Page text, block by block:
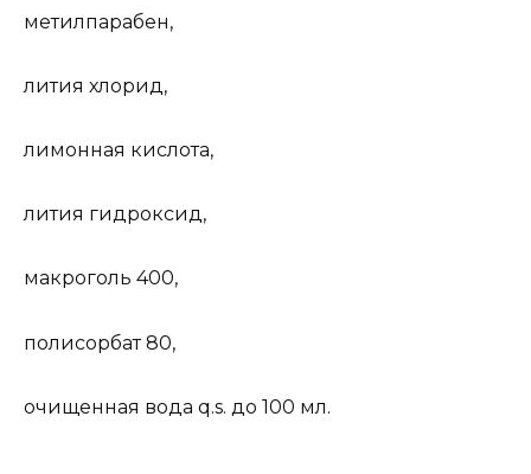
метилпарабен,
лития хлорид,
лимонная кислота,
лития гидроксид,
макроголь 400,
полисорбат 80,
очищенная вода q.s. до 100 мл.